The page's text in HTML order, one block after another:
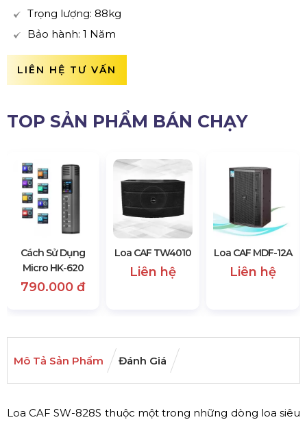
Trọng lượng: 88kg
Bảo hành: 1 Năm
LIÊN HỆ TƯ VẤN
TOP SẢN PHẨM BÁN CHẠY
Cách Sử Dụng
Micro HK-620
790.000 đ
Loa CAF TW4010
Liên hệ
Loa CAF MDF-12A
Liên hệ
Mô Tả Sản Phẩm Đánh Giá
Loa CAF SW-828S thuộc một trong những dòng loa siêu